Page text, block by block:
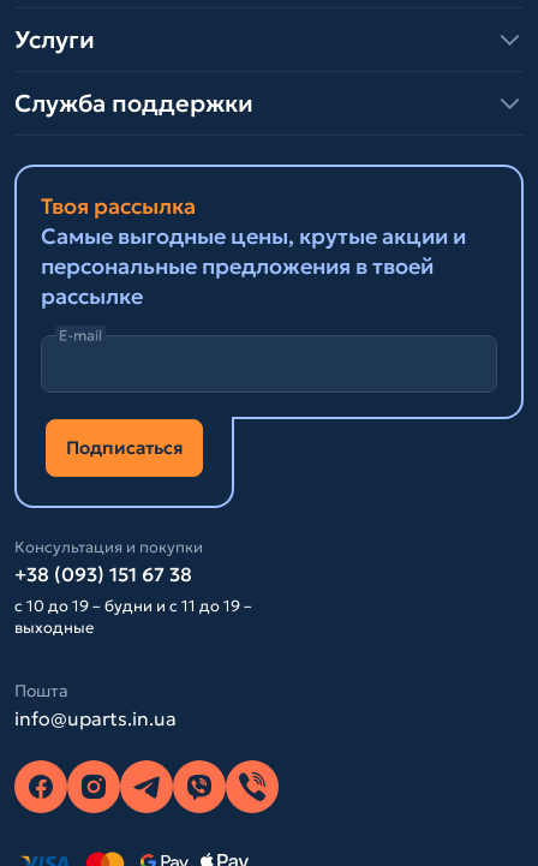
Услуги
Служба поддержки
Твоя рассылка
Самые выгодные цены, крутые акции и
персональные предложения в твоей
рассылке
E-mail
Подписаться
Консультация и покупки
+38 (093) 151 67 38
с 10 до 19 – будни и с 11 до 19 –
выходные
Пошта
info@uparts.in.ua